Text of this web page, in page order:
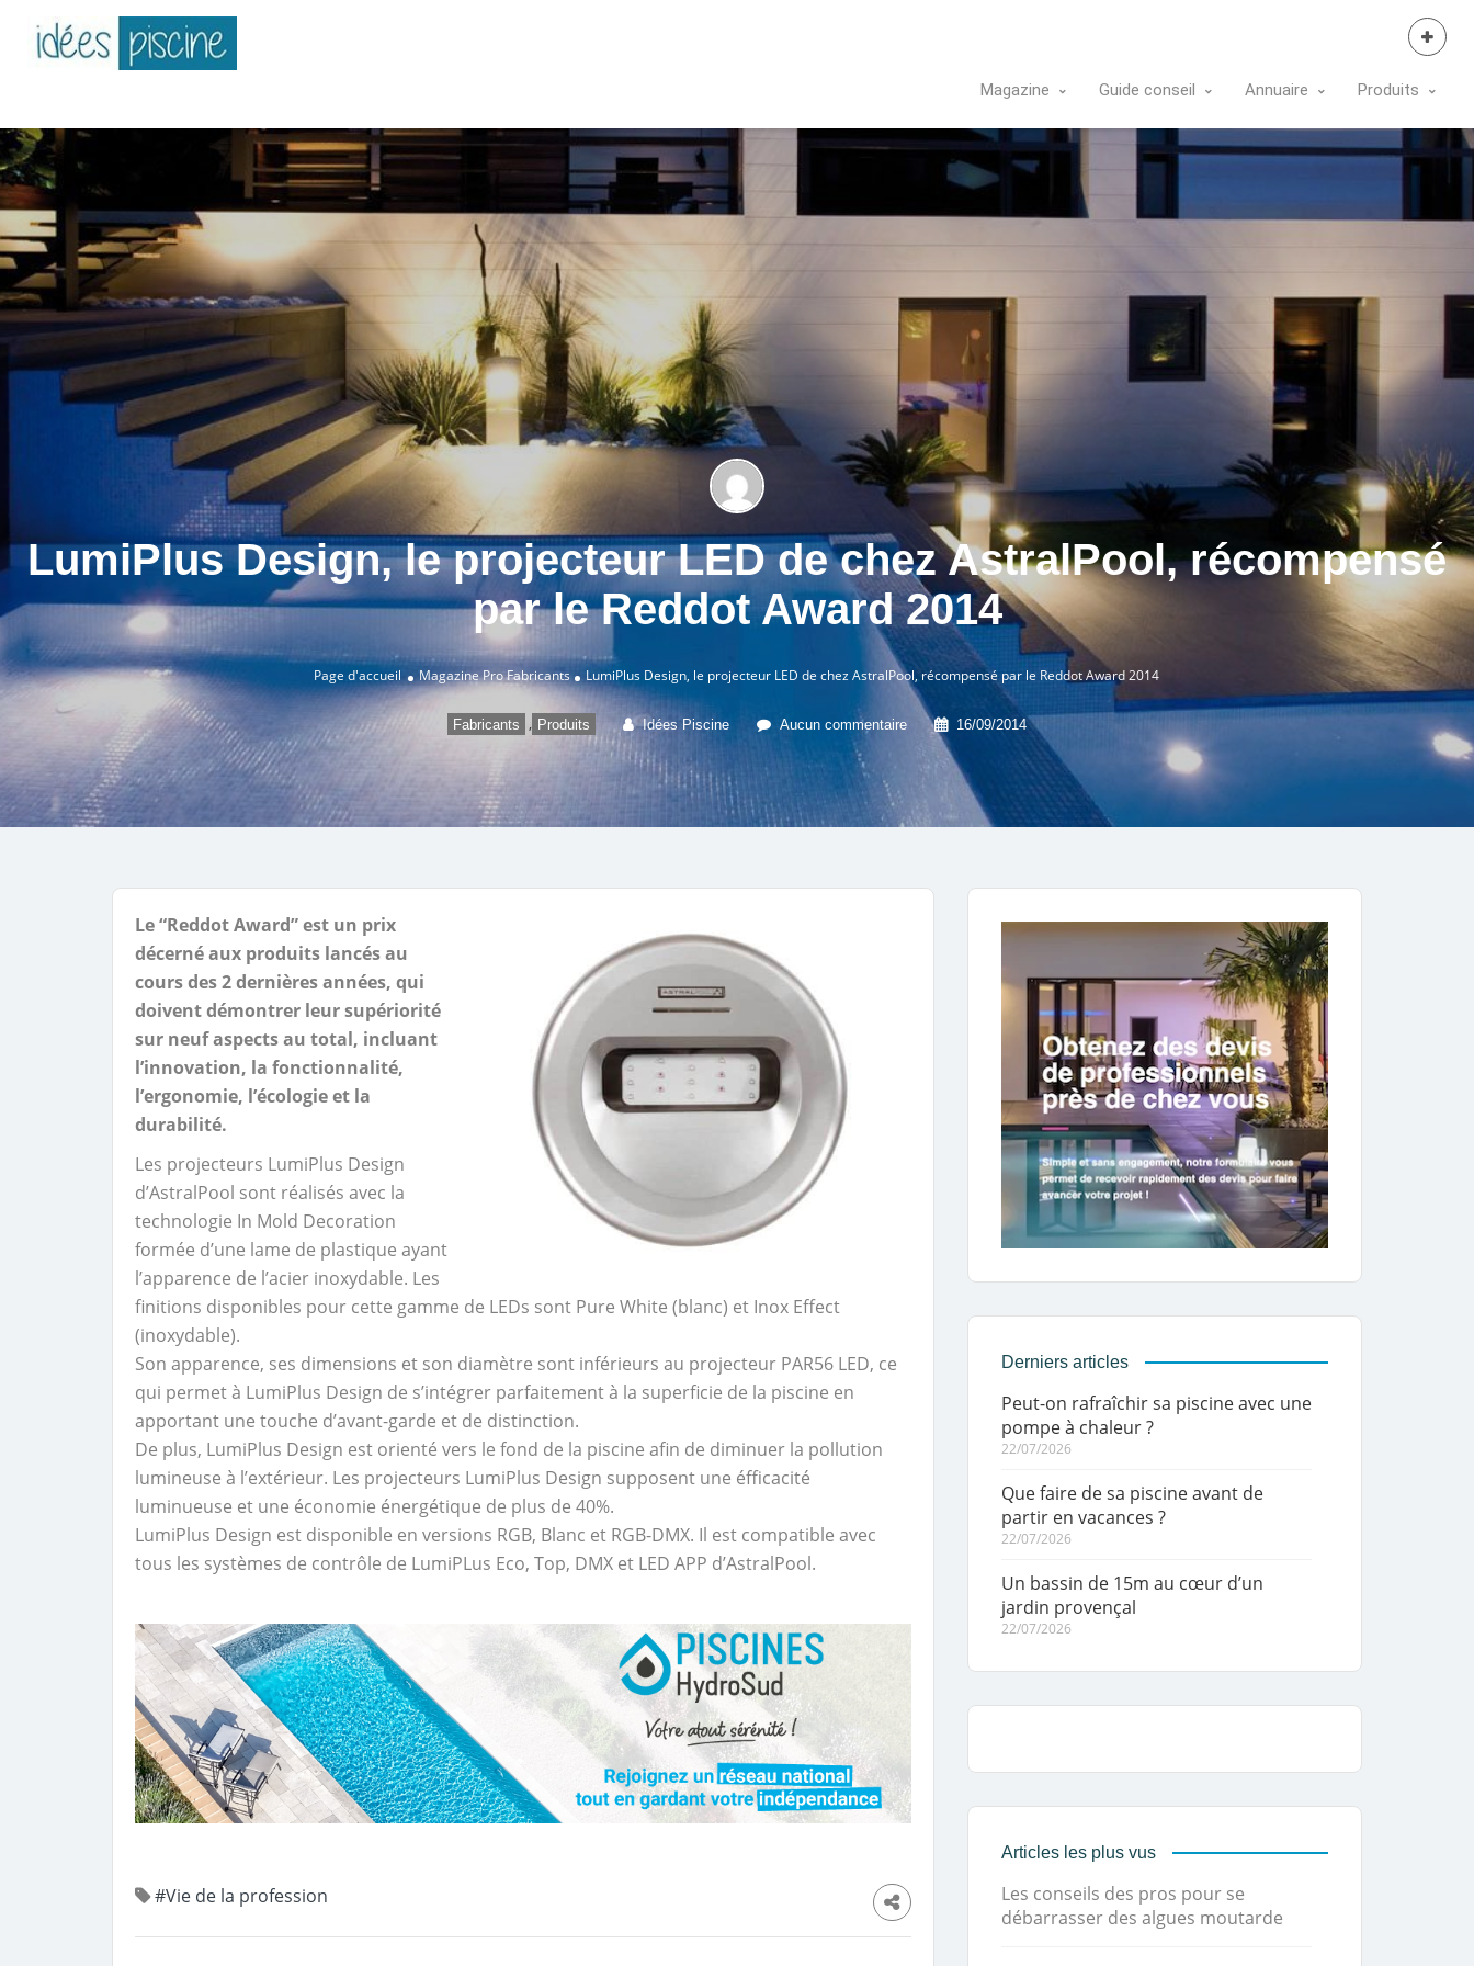
Magazine Guide conseil Annuaire Produits
LumiPlus Design, le projecteur LED de chez AstralPool, récompensé
par le Reddot Award 2014
Page d'accueil Magazine ProFabricants LumiPlus Design, le projecteur LED de chez AstralPool, récompensé par le Reddot Award 2014
Fabricants , Produits Idées Piscine Aucun commentaire 16/09/2014
Le “Reddot Award” est un prix
décerné aux produits lancés au
cours des 2 dernières années, qui
doivent démontrer leur supériorité
sur neuf aspects au total, incluant
l’innovation, la fonctionnalité,
l’ergonomie, l’écologie et la
durabilité.
Les projecteurs LumiPlus Design
d’AstralPool sont réalisés avec la
technologie In Mold Decoration
formée d’une lame de plastique ayant
l’apparence de l’acier inoxydable. Les
finitions disponibles pour cette gamme de LEDs sont Pure White (blanc) et Inox Effect
(inoxydable).
Son apparence, ses dimensions et son diamètre sont inférieurs au projecteur PAR56 LED, ce
qui permet à LumiPlus Design de s’intégrer parfaitement à la superficie de la piscine en
apportant une touche d’avant-garde et de distinction.
De plus, LumiPlus Design est orienté vers le fond de la piscine afin de diminuer la pollution
lumineuse à l’extérieur. Les projecteurs LumiPlus Design supposent une éfficacité
luminueuse et une économie énergétique de plus de 40%.
LumiPlus Design est disponible en versions RGB, Blanc et RGB-DMX. Il est compatible avec
tous les systèmes de contrôle de LumiPLus Eco, Top, DMX et LED APP d’AstralPool.
#Vie de la profession
Derniers articles
Peut-on rafraîchir sa piscine avec une
pompe à chaleur ?
22/07/2026
Que faire de sa piscine avant de
partir en vacances ?
22/07/2026
Un bassin de 15m au cœur d’un
jardin provençal
22/07/2026
Articles les plus vus
Les conseils des pros pour se
débarrasser des algues moutarde